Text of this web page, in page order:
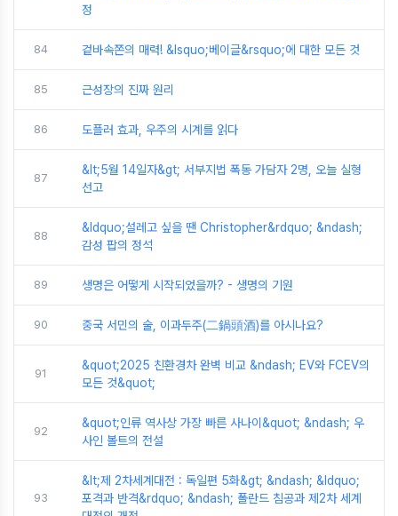
정
84 겉바속쫀의 매력! &lsquo;베이글&rsquo;에 대한 모든 것
85 근성장의 진짜 원리
86 도플러 효과, 우주의 시계를 읽다
87
&lt;5월 14일자&gt; 서부지법 폭동 가담자 2명, 오늘 실형
선고
88
&ldquo;설레고 싶을 땐 Christopher&rdquo; &ndash;
감성 팝의 정석
89 생명은 어떻게 시작되었을까? - 생명의 기원
90 중국 서민의 술, 이과두주(二鍋頭酒)를 아시나요?
91
&quot;2025 친환경차 완벽 비교 &ndash; EV와 FCEV의
모든 것&quot;
92
&quot;인류 역사상 가장 빠른 사나이&quot; &ndash; 우
사인 볼트의 전설
93
&lt;제 2차세계대전 : 독일편 5화&gt; &ndash; &ldquo;
포격과 반격&rdquo; &ndash; 폴란드 침공과 제2차 세계